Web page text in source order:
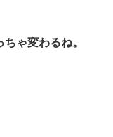
ゃ変わるね。